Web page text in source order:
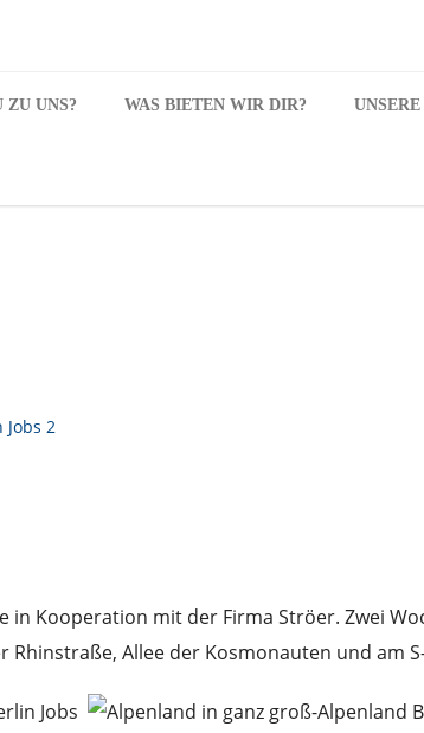
UNS? WAS BIETEN WIR DIR?
in Kooperation mit der Firma Ströer. Zwei
Allee der Kosmonauten und am